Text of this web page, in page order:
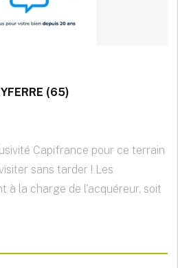
(65)
Capifrance pour ce terrain
sans tarder ! Les
à la charge de l'acquéreur, soit